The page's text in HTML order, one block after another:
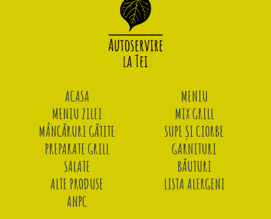
ACASA
MENIU
MENIU ZILEI
MIX GRILL
MÂNCĂRURI GĂTITE
SUPE ȘI CIORBE
PREPARATE GRILL
GARNITURI
SALATE
BĂUTURI
ALTE PRODUSE
LISTA ALERGENI
ANPC